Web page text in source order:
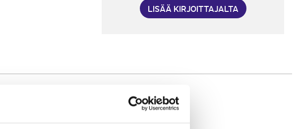
LISÄÄ KIRJOITTAJALTA